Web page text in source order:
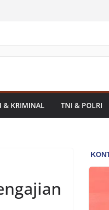
& KRIMINAL TNI & POLRI